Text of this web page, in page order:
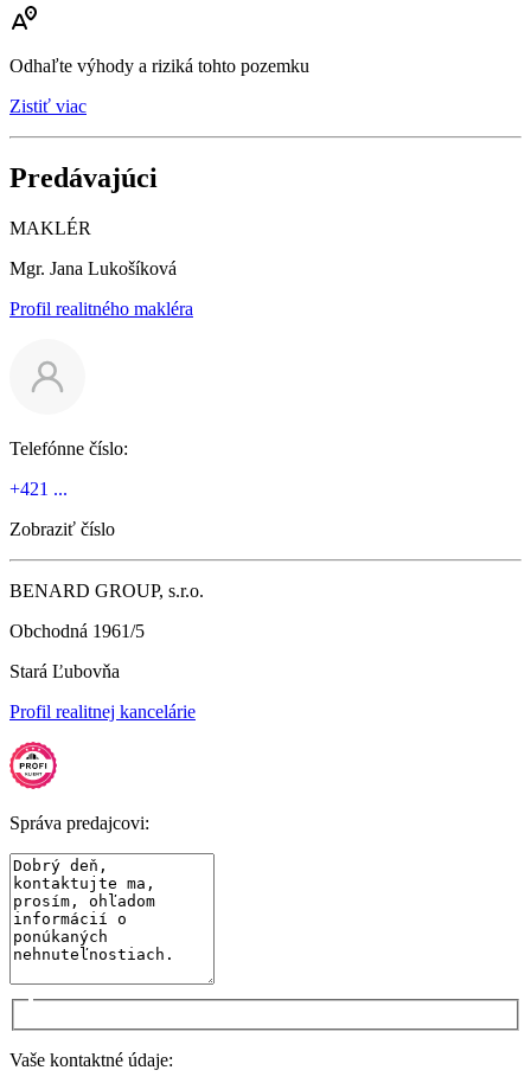
Odhaľte výhody a riziká tohto pozemku
Zistiť viac
Predávajúci
MAKLÉR
Mgr. Jana Lukošíková
Profil realitného makléra
Telefónne číslo:
+421 ...
Zobraziť číslo
BENARD GROUP, s.r.o.
Obchodná 1961/5
Stará Ľubovňa
Profil realitnej kancelárie
Správa predajcovi:
Vaše kontaktné údaje: